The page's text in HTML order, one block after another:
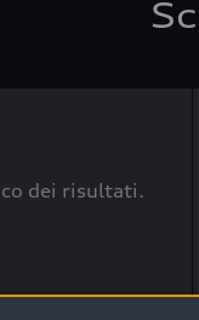
dei risultati.